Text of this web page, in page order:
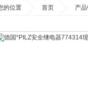
的位置 首页 产